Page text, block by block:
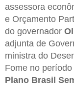
assessora
e Orçamento
do governador
adjunta de
ministra do
Fome no
Plano Brasil